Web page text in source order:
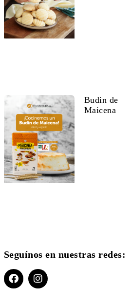
Budin de
Maicena
Seguínos en nuestras redes: